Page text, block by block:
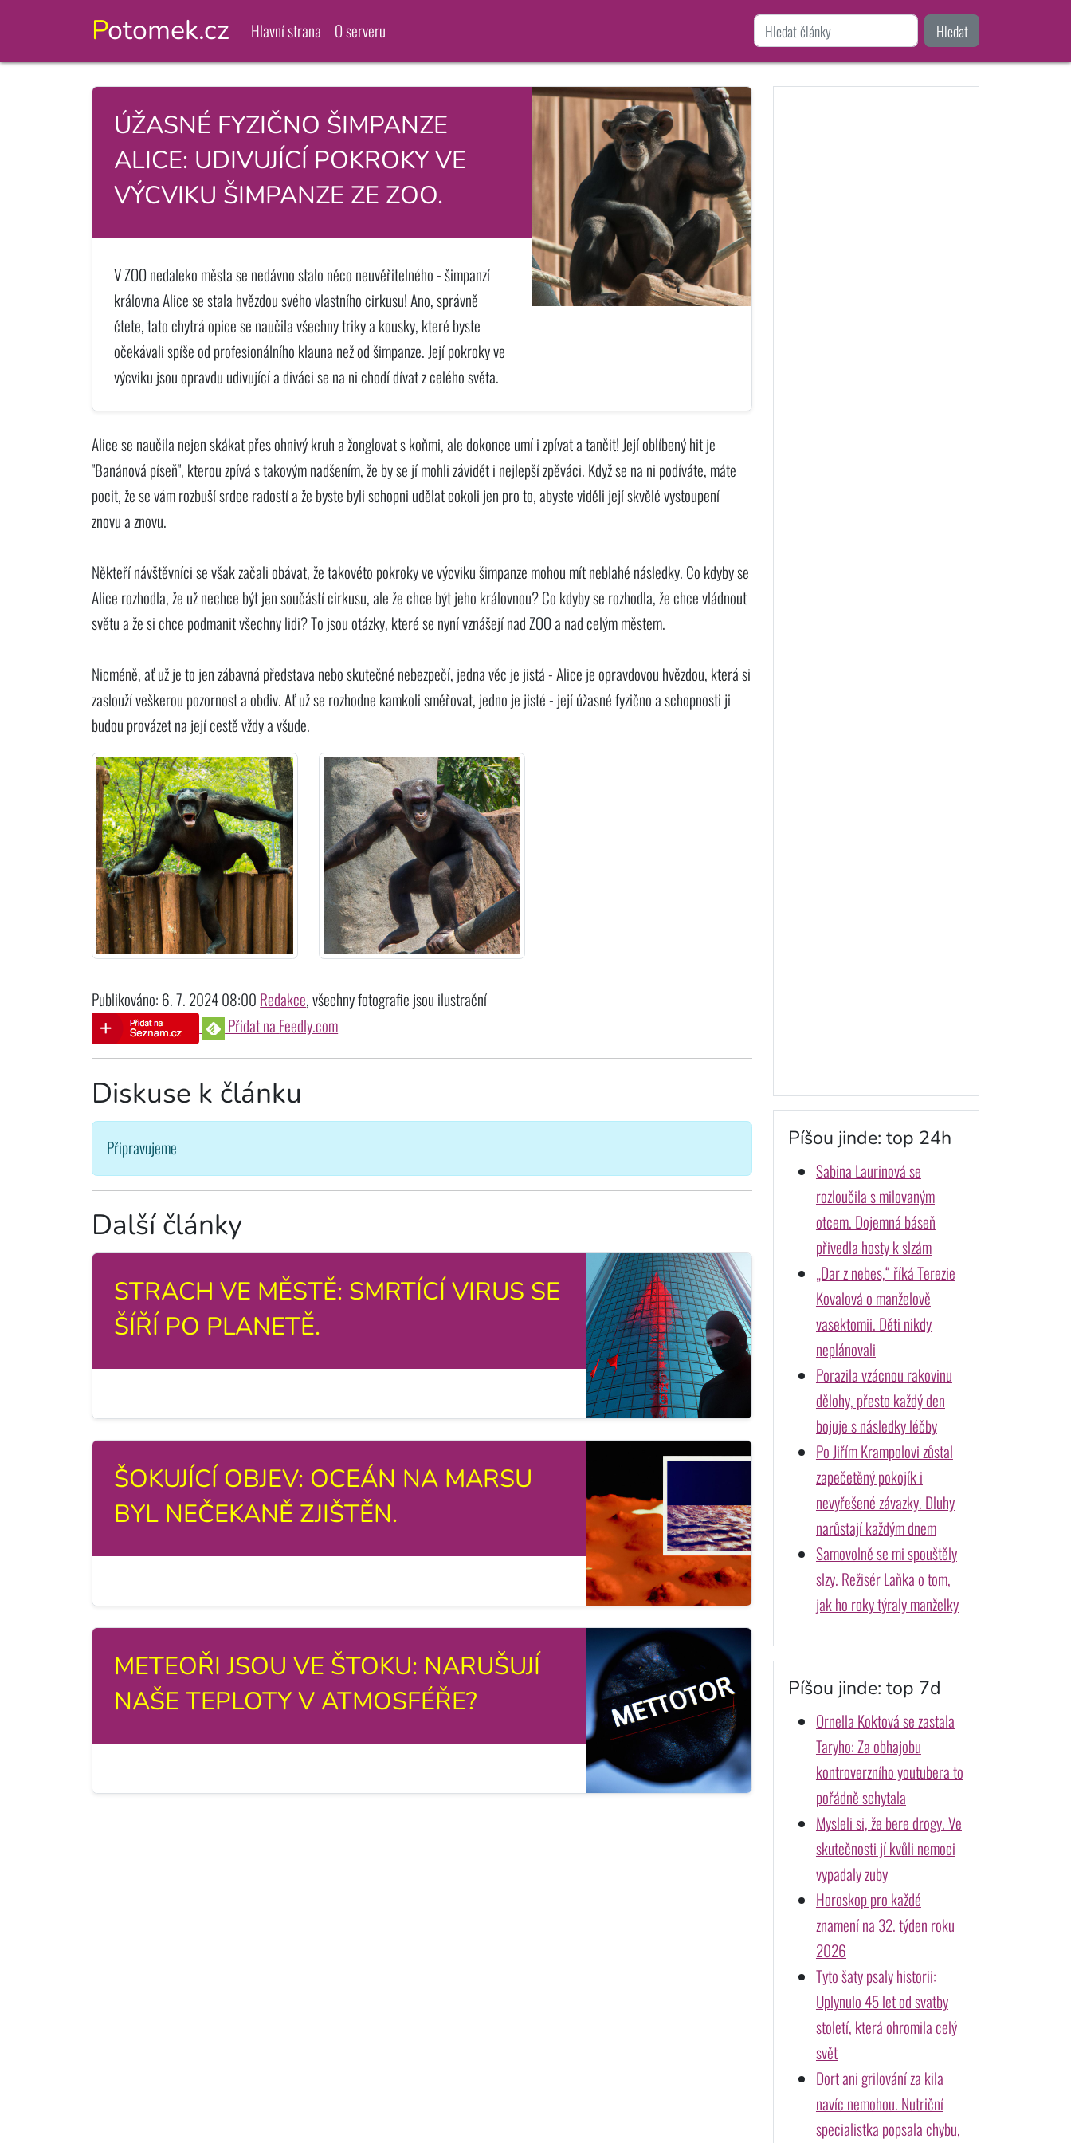
Potomek.cz Hlavní strana O serveru Hledat
ÚŽASNÉ FYZIČNO ŠIMPANZE
ALICE: UDIVUJÍCÍ POKROKY VE
VÝCVIKU ŠIMPANZE ZE ZOO.
V ZOO nedaleko města se nedávno stalo něco neuvěřitelného - šimpanzí
královna Alice se stala hvězdou svého vlastního cirkusu! Ano, správně
čtete, tato chytrá opice se naučila všechny triky a kousky, které byste
očekávali spíše od profesionálního klauna než od šimpanze. Její pokroky ve
výcviku jsou opravdu udivující a diváci se na ni chodí dívat z celého světa.
Alice se naučila nejen skákat přes ohnivý kruh a žonglovat s koňmi, ale dokonce umí i zpívat a tančit! Její oblíbený hit je
"Banánová píseň", kterou zpívá s takovým nadšením, že by se jí mohli závidět i nejlepší zpěváci. Když se na ni podíváte, máte
pocit, že se vám rozbuší srdce radostí a že byste byli schopni udělat cokoli jen pro to, abyste viděli její skvělé vystoupení
znovu a znovu.
Někteří návštěvníci se však začali obávat, že takovéto pokroky ve výcviku šimpanze mohou mít neblahé následky. Co kdyby se
Alice rozhodla, že už nechce být jen součástí cirkusu, ale že chce být jeho královnou? Co kdyby se rozhodla, že chce vládnout
světu a že si chce podmanit všechny lidi? To jsou otázky, které se nyní vznášejí nad ZOO a nad celým městem.
Nicméně, ať už je to jen zábavná představa nebo skutečné nebezpečí, jedna věc je jistá - Alice je opravdovou hvězdou, která si
zaslouží veškerou pozornost a obdiv. Ať už se rozhodne kamkoli směřovat, jedno je jisté - její úžasné fyzično a schopnosti ji
budou provázet na její cestě vždy a všude.
Publikováno: 6. 7. 2024 08:00 Redakce, všechny fotografie jsou ilustrační
Přidat na Feedly.com
Diskuse k článku
Připravujeme
Další články
STRACH VE MĚSTĚ: SMRTÍCÍ VIRUS SE
ŠÍŘÍ PO PLANETĚ.
ŠOKUJÍCÍ OBJEV: OCEÁN NA MARSU
BYL NEČEKANĚ ZJIŠTĚN.
METEOŘI JSOU VE ŠTOKU: NARUŠUJÍ
NAŠE TEPLOTY V ATMOSFÉŘE?
Píšou jinde: top 24h
Sabina Laurinová se
rozloučila s milovaným
otcem. Dojemná báseň
přivedla hosty k slzám
„Dar z nebes,“ říká Terezie
Kovalová o manželově
vasektomii. Děti nikdy
neplánovali
Porazila vzácnou rakovinu
dělohy, přesto každý den
bojuje s následky léčby
Po Jiřím Krampolovi zůstal
zapečetěný pokojík i
nevyřešené závazky. Dluhy
narůstají každým dnem
Samovolně se mi spouštěly
slzy. Režisér Laňka o tom,
jak ho roky týraly manželky
Píšou jinde: top 7d
Ornella Koktová se zastala
Taryho: Za obhajobu
kontroverzního youtubera to
pořádně schytala
Mysleli si, že bere drogy. Ve
skutečnosti jí kvůli nemoci
vypadaly zuby
Horoskop pro každé
znamení na 32. týden roku
2026
Tyto šaty psaly historii:
Uplynulo 45 let od svatby
století, která ohromila celý
svět
Dort ani grilování za kila
navíc nemohou. Nutriční
specialistka popsala chybu,